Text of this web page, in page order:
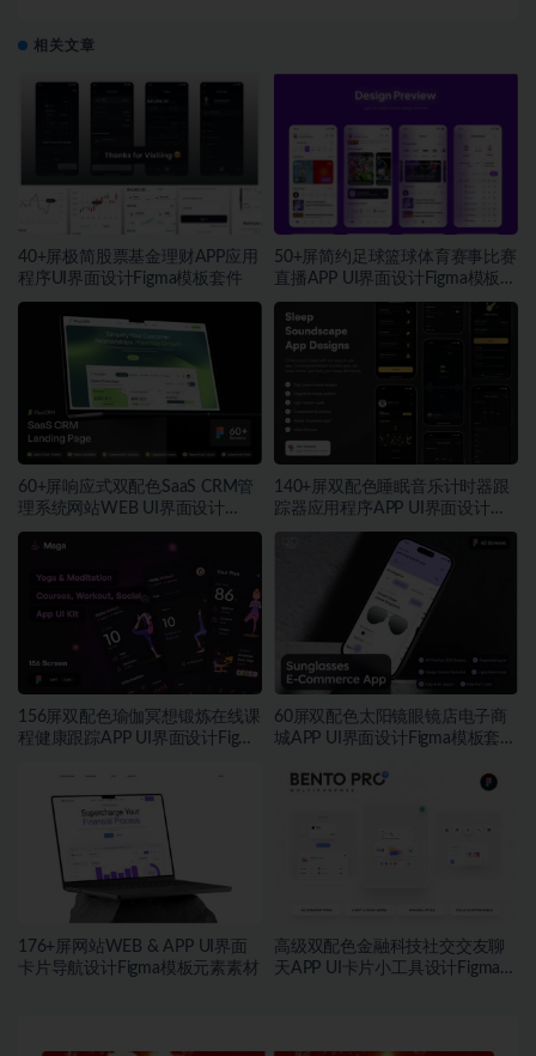
相关文章
40+屏极简股票基金理财APP应用
程序UI界面设计Figma模板套件
50+屏简约足球篮球体育赛事比赛
直播APP UI界面设计Figma模板套
件
60+屏响应式双配色SaaS CRM管
理系统网站WEB UI界面设计
Figma模板套件
140+屏双配色睡眠音乐计时器跟
踪器应用程序APP UI界面设计
Figma模板
156屏双配色瑜伽冥想锻炼在线课
程健康跟踪APP UI界面设计Figma
60屏双配色太阳镜眼镜店电子商
城APP UI界面设计Figma模板套件
176+屏网站WEB & APP UI界面
卡片导航设计Figma模板元素素材
高级双配色金融科技社交交友聊
天APP UI卡片小工具设计Figma格